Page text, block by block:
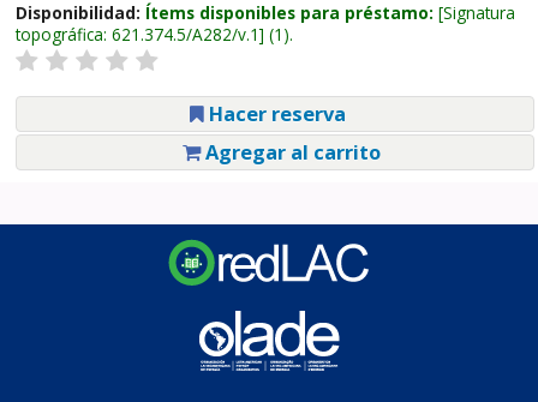
Disponibilidad: Ítems disponibles para préstamo: Signatura
topográfica: 621.374.5/A282/v.1 (1).
Hacer reserva
Agregar al carrito